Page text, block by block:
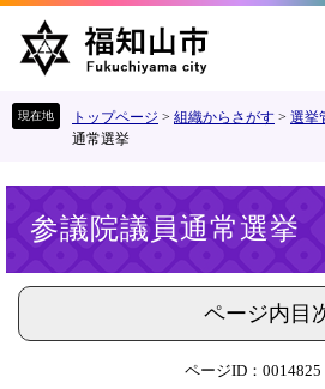
す
し
トップページ > 組織からさがす > 選挙
通常選挙
参議院議員通常選挙
ページ内目
ページID：0014825